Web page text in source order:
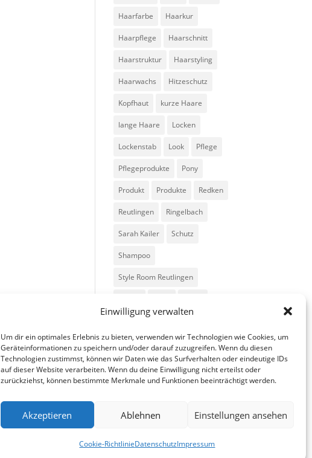
Einwilligung verwalten
Um dir ein optimales Erlebnis zu bieten, verwenden wir Technologien wie Cookies, um
Geräteinformationen zu speichern und/oder darauf zuzugreifen. Wenn du diesen
Technologien zustimmst, können wir Daten wie das Surfverhalten oder eindeutige IDs
auf dieser Website verarbeiten. Wenn du deine Einwilligung nicht erteilst oder
zurückziehst, können bestimmte Merkmale und Funktionen beeinträchtigt werden.
Akzeptieren Ablehnen Einstellungen ansehen
Cookie-RichtlinieDatenschutzImpressum
Haarfarbe Haarkur
Haarpflege Haarschnitt
Haarstruktur Haarstyling
Haarwachs Hitzeschutz
Kopfhaut kurze Haare
lange Haare Locken
Lockenstab Look Pflege
Pflegeprodukte Pony
Produkt Produkte Redken
Reutlingen Ringelbach
Sarah Kailer Schutz
Shampoo
Style Room Reutlingen
Trends
fain g